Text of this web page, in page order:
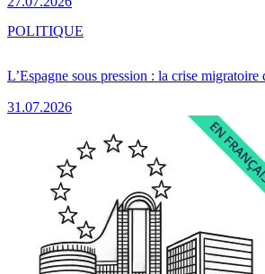
L’Espagne sous pression : la crise migratoire
31.07.2026
POLITIQUE